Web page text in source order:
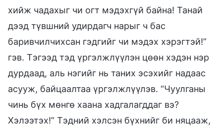
хийж чадахыг чи огт мэдэхгүй байна! Танай
дээд түвшний удирдагч нарыг ч бас
баривчилчихсан гэдгийг чи мэдэх хэрэгтэй!”
гэв. Тэгээд тэд үргэлжлүүлэн цөөн хэдэн нэр
дурдаад, аль нэгийг нь таних эсэхийг надаас
асууж, байцаалтаа үргэлжлүүлэв. “Чуулганы
чинь бүх мөнгө хаана хадгалагддаг вэ?
Хэлээтэх!” Тэдний хэлсэн бүхнийг би няцааж,